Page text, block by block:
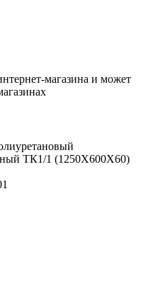
магазина и может
ТК1/1 (1250Х600Х60)